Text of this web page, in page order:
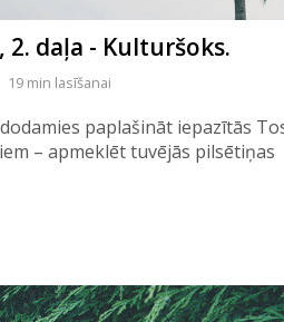
daļa - Kulturšoks.
19 min lasīšanai
paplašināt iepazītās
– apmeklēt tuvējās pilsētiņas